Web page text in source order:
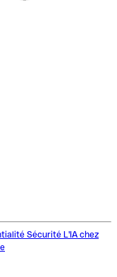
Sécurité L'IA chez